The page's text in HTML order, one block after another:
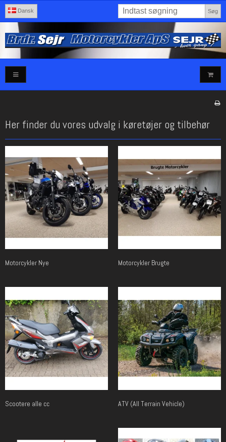
Dansk Søg
Her finder du vores udvalg i køretøjer og tilbehør
Motorcykler Nye Motorcykler Brugte
Scootere alle cc ATV (All Terrain Vehicle)